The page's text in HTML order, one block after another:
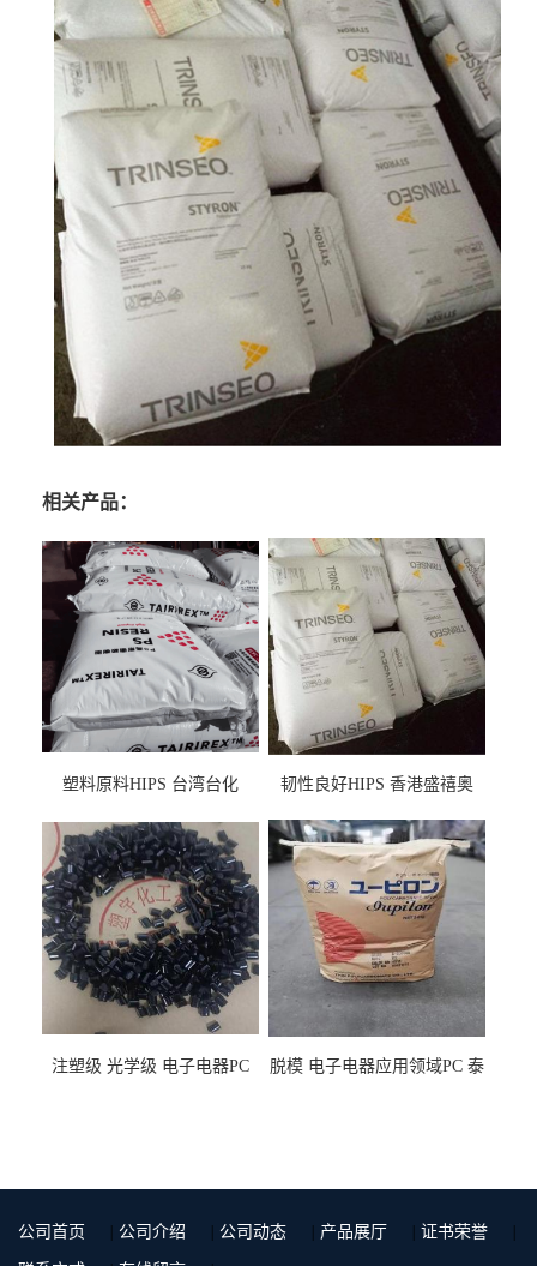
相关产品：
塑料原料HIPS 台湾台化
用料
韧性良好HIPS 香港盛禧奥
注塑级 光学级 电子电器PC
脱模 电子电器应用领域PC 泰
公司首页 公司介绍 公司动态 产品展厅 证书荣誉